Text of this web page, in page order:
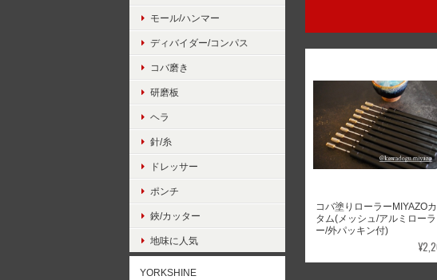
コバ塗りローラーMIYAZO
タム(メッシュ/アルミローラ
ー/外パッキン付)
モール/ハンマー
ディバイダー/コンパス
コバ磨き
研磨板
ヘラ
針/糸
ドレッサー
ポンチ
鋏/カッター
地味に人気
YORKSHINE